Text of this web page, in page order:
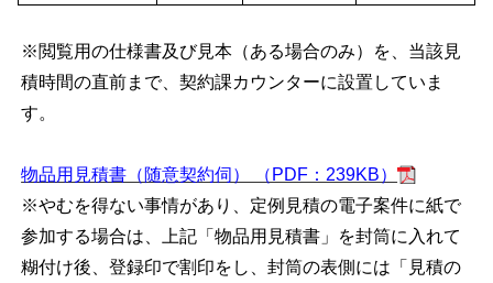
※閲覧用の仕様書及び見本（ある場合のみ）を、当該見
積時間の直前まで、契約課カウンターに設置していま
す。
物品用見積書（随意契約伺） （PDF：239KB）
※やむを得ない事情があり、定例見積の電子案件に紙で
参加する場合は、上記「物品用見積書」を封筒に入れて
糊付け後、登録印で割印をし、封筒の表側には「見積の